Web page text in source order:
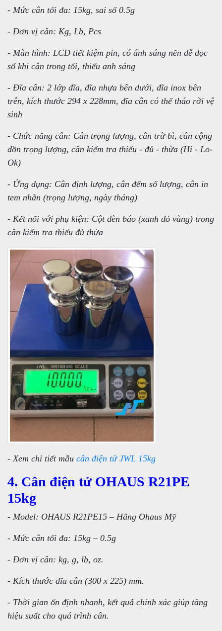
- Mức cân tối đa: 15kg, sai số 0.5g
- Đơn vị cân: Kg, Lb, Pcs
- Màn hình: LCD tiết kiệm pin, có ánh sáng nền dễ đọc
số khi cân trong tối, thiếu anh sáng
- Đĩa cân: 2 lớp đĩa, đĩa nhựa bên dưới, đĩa inox bên
trên, kích thước 294 x 228mm, đĩa cân có thể tháo rời vệ
sinh
- Chức năng cân: Cân trọng lượng, cân trừ bì, cân cộng
dồn trọng lượng, cân kiểm tra thiếu - đủ - thừa (Hi - Lo-
Ok)
- Ứng dụng: Cân định lượng, cân đếm số lượng, cân in
tem nhãn (trọng lượng, ngày tháng)
- Kết nối với phụ kiện: Cột đèn báo (xanh đỏ vàng) trong
cân kiểm tra thiếu đủ thừa
- Xem chi tiết mẫu cân điện tử JWL 15kg
4. Cân điện tử OHAUS R21PE
15kg
- Model: OHAUS R21PE15 – Hãng Ohaus Mỹ
- Mức cân tối đa: 15kg – 0.5g
- Đơn vị cân: kg, g, lb, oz.
- Kích thước đĩa cân (300 x 225) mm.
- Thời gian ổn định nhanh, kết quả chính xác giúp tăng
hiệu suất cho quá trình cân.